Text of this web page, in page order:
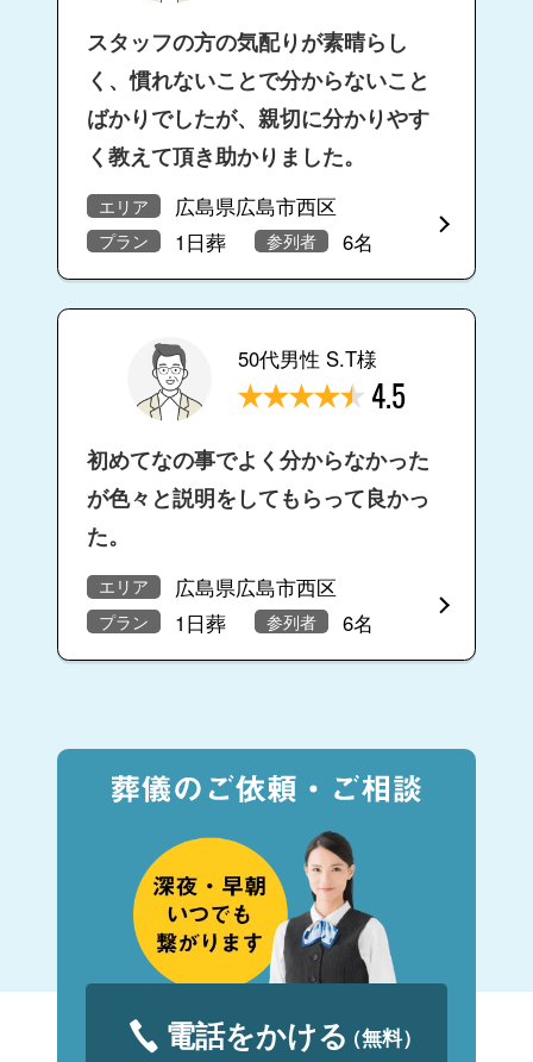
スタッフの方の気配りが素晴らし
く、慣れないことで分からないこと
ばかりでしたが、親切に分かりやす
く教えて頂き助かりました。
エリア 広島県広島市西区
プラン 1日葬 参列者 6名
50代男性 S.T様
4.5
初めてなの事でよく分からなかった
が色々と説明をしてもらって良かっ
た。
エリア 広島県広島市西区
プラン 1日葬 参列者 6名
電話をかける（無料）